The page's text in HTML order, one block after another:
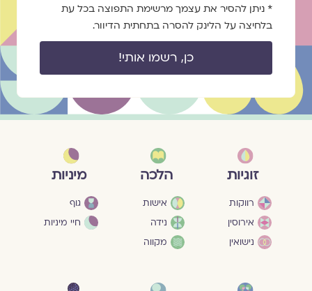
* ניתן להסיר את עצמך מרשימת התפוצה בכל עת
בלחיצה על הלינק להסרה בתחתית הדיוור.
כן, רשמו אותי!
זוגיות
רווקות
אירוסין
נישואין
הלכה
אישות
נידה
מקווה
מיניות
גוף
חיי מיניות